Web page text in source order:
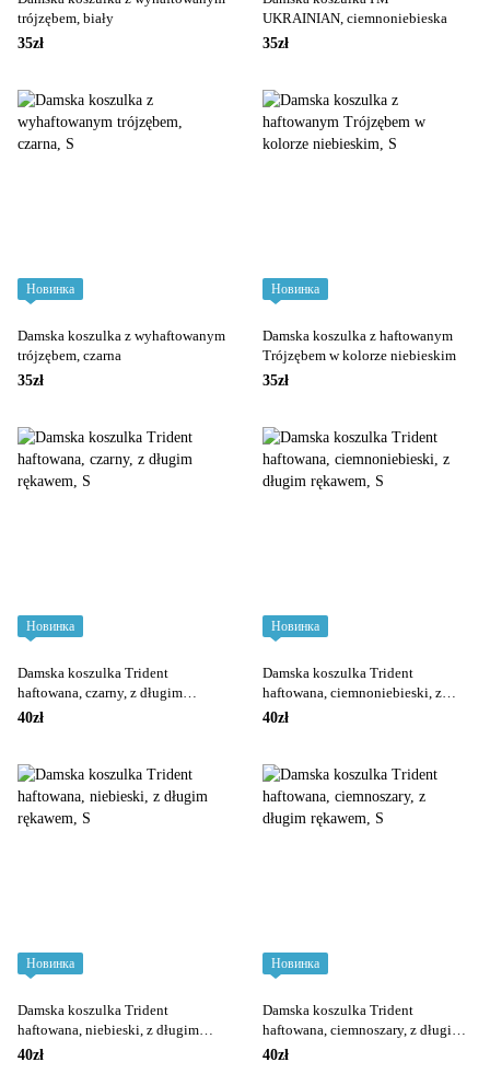
trójzębem, biały
35zł
UKRAINIAN, ciemnoniebieska
35zł
Новинка
Damska koszulka z wyhaftowanym
trójzębem, czarna
35zł
Новинка
Damska koszulka z haftowanym
Trójzębem w kolorze niebieskim
35zł
Новинка
Damska koszulka Trident
haftowana, czarny, z długim
rękawem
40zł
Новинка
Damska koszulka Trident
haftowana, ciemnoniebieski, z
długim rękawem
40zł
Новинка
Damska koszulka Trident
haftowana, niebieski, z długim
rękawem
40zł
Новинка
Damska koszulka Trident
haftowana, ciemnoszary, z długim
rękawem
40zł